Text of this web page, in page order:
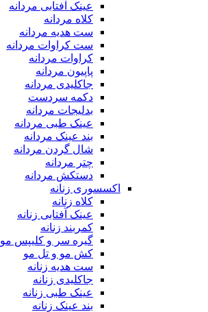
عینک آفتابی مردانه
کلاه مردانه
ست هدیه مردانه
ست کراوات مردانه
کراوات مردانه
پاپیون مردانه
جاکلیدی مردانه
دکمه سردست
بدلیجات مردانه
عینک طبی مردانه
بند عینک مردانه
شال گردن مردانه
چتر مردانه
دستکش مردانه
اکسسوری زنانه
کلاه زنانه
عینک آفتابی زنانه
کمربند زنانه
گیره سر و کلیپس مو
کش مو و تل مو
ست هدیه زنانه
جاکلیدی زنانه
عینک طبی زنانه
بند عینک زنانه